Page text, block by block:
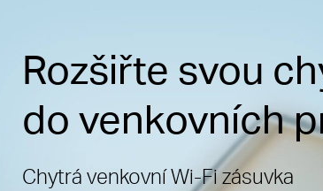
Rozšiřte svou
do venkovních
Chytrá venkovní Wi-Fi zásuvka